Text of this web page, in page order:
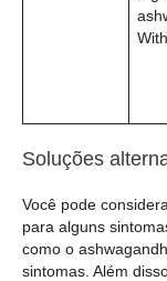
Soluções
Você pode
para alguns
como o
sintomas. Além